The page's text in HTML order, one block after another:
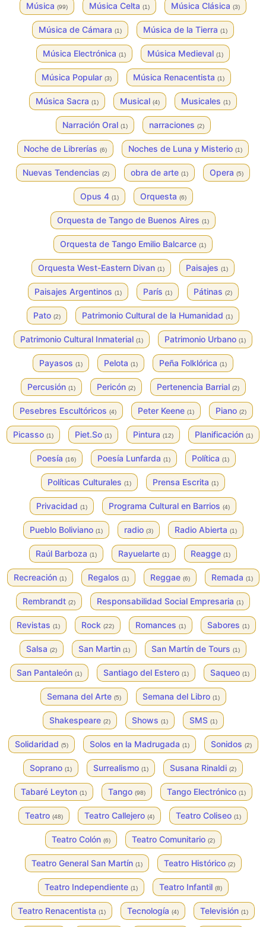
Música (99) Música Celta (1) Música Clásica (3)
Música de Cámara (1) Música de la Tierra (1)
Música Electrónica (1) Música Medieval (1)
Música Popular (3) Música Renacentista (1)
Música Sacra (1) Musical (4) Musicales (1)
Narración Oral (1) narraciones (2)
Noche de Librerías (6) Noches de Luna y Misterio (1)
Nuevas Tendencias (2) obra de arte (1) Opera (5)
Opus 4 (1) Orquesta (6)
Orquesta de Tango de Buenos Aires (1)
Orquesta de Tango Emilio Balcarce (1)
Orquesta West-Eastern Divan (1) Paisajes (1)
Paisajes Argentinos (1) París (1) Pátinas (2)
Pato (2) Patrimonio Cultural de la Humanidad (1)
Patrimonio Cultural Inmaterial (1) Patrimonio Urbano (1)
Payasos (1) Pelota (1) Peña Folklórica (1)
Percusión (1) Pericón (2) Pertenencia Barrial (2)
Pesebres Escultóricos (4) Peter Keene (1) Piano (2)
Picasso (1) Piet.So (1) Pintura (12) Planificación (1)
Poesía (16) Poesía Lunfarda (1) Política (1)
Políticas Culturales (1) Prensa Escrita (1)
Privacidad (1) Programa Cultural en Barrios (4)
Pueblo Boliviano (1) radio (3) Radio Abierta (1)
Raúl Barboza (1) Rayuelarte (1) Reagge (1)
Recreación (1) Regalos (1) Reggae (6) Remada (1)
Rembrandt (2) Responsabilidad Social Empresaria (1)
Revistas (1) Rock (22) Romances (1) Sabores (1)
Salsa (2) San Martin (1) San Martín de Tours (1)
San Pantaleón (1) Santiago del Estero (1) Saqueo (1)
Semana del Arte (5) Semana del Libro (1)
Shakespeare (2) Shows (1) SMS (1)
Solidaridad (5) Solos en la Madrugada (1) Sonidos (2)
Soprano (1) Surrealismo (1) Susana Rinaldi (2)
Tabaré Leyton (1) Tango (98) Tango Electrónico (1)
Teatro (48) Teatro Callejero (4) Teatro Coliseo (1)
Teatro Colón (6) Teatro Comunitario (2)
Teatro General San Martín (1) Teatro Histórico (2)
Teatro Independiente (1) Teatro Infantil (8)
Teatro Renacentista (1) Tecnología (4) Televisión (1)